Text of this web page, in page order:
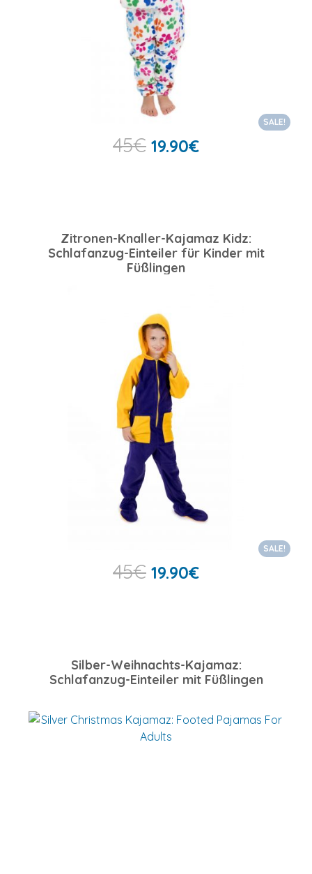
SALE!
45€ 19.90€
Zitronen-Knaller-Kajamaz Kidz:
Schlafanzug-Einteiler für Kinder mit
Füßlingen
SALE!
45€ 19.90€
Silber-Weihnachts-Kajamaz:
Schlafanzug-Einteiler mit Füßlingen